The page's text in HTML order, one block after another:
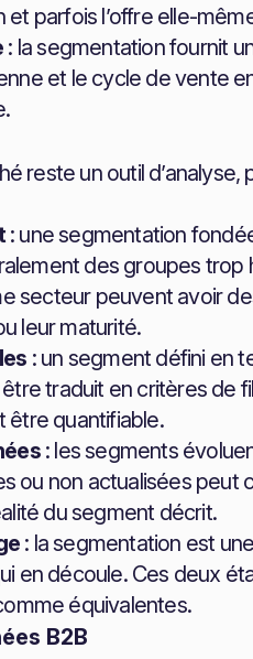
parfois l’offre elle-
: la segmentation fournit
et le cycle de vente
reste un outil
: une segmentation
des groupes
secteur peuvent avoir
leur maturité.
: un segment défini en
traduit en critères de
être quantifiable.
: les segments
ou non actualisées peut
du segment décrit.
: la segmentation est
en découle. Ces deux
équivalentes.
B2B